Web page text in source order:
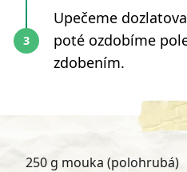
Upečeme
poté ozdobíme
zdobením.
250 g mouka (polohrubá)